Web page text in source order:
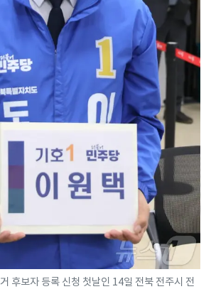
후보자 등록 신청 첫날인 14일 전북 전주시 전